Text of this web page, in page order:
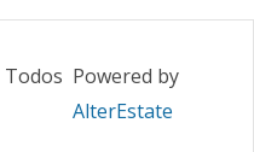
Todos Powered by
AlterEstate